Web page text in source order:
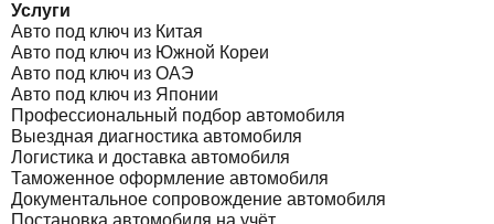
Услуги
Авто под ключ из Китая
Авто под ключ из Южной Кореи
Авто под ключ из ОАЭ
Авто под ключ из Японии
Профессиональный подбор автомобиля
Выездная диагностика автомобиля
Логистика и доставка автомобиля
Таможенное оформление автомобиля
Документальное сопровождение автомобиля